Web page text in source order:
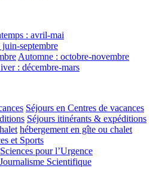
: avril-mai
juin-septembre
Automne : octobre-novembre
: décembre-mars
Séjours en Centres de vacances
Séjours itinérants & expéditions
hébergement en gîte ou chalet
et Sports
Sciences pour l’Urgence
Journalisme Scientifique